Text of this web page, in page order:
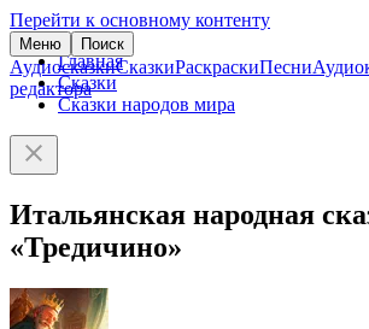
Перейти к основному контенту
Меню Поиск
АудиосказкиСказкиРаскраскиПесни
редактора
Главная
Сказки
Сказки народов мира
Итальянская народная
«Тредичино»